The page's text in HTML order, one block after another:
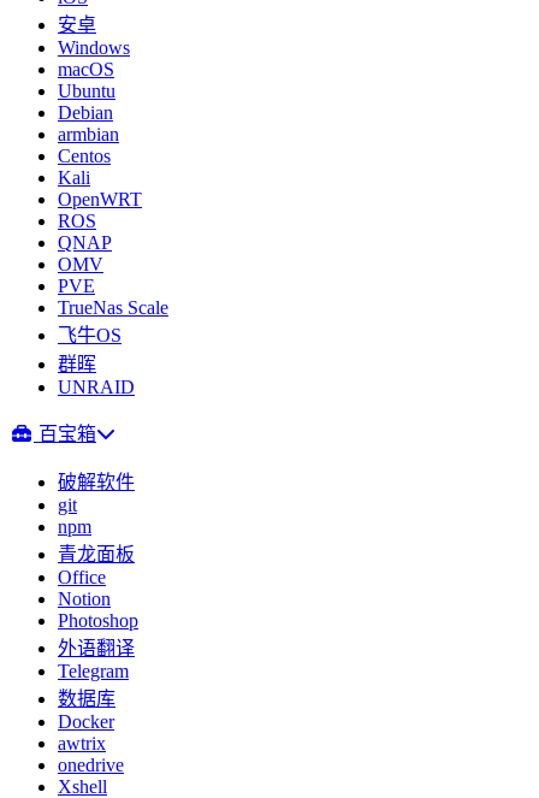
安卓
Windows
macOS
Ubuntu
Debian
armbian
Centos
Kali
OpenWRT
ROS
QNAP
OMV
PVE
TrueNas Scale
飞牛OS
群晖
UNRAID
百宝箱
破解软件
git
npm
青龙面板
Office
Notion
Photoshop
外语翻译
Telegram
数据库
Docker
awtrix
onedrive
Xshell